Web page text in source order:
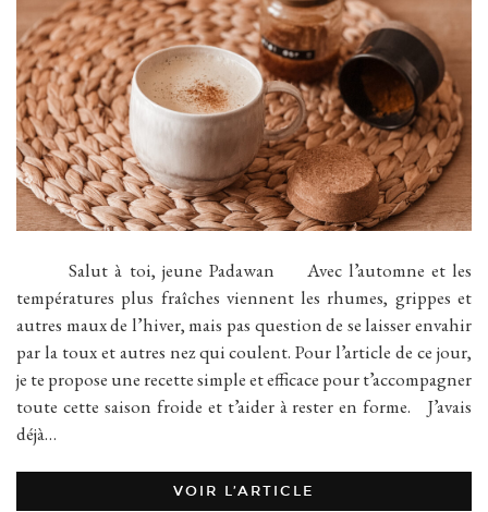
Salut à toi, jeune Padawan Avec l’automne et les
températures plus fraîches viennent les rhumes, grippes et
autres maux de l’hiver, mais pas question de se laisser envahir
par la toux et autres nez qui coulent. Pour l’article de ce jour,
je te propose une recette simple et efficace pour t’accompagner
toute cette saison froide et t’aider à rester en forme. J’avais
déjà…
VOIR L’ARTICLE